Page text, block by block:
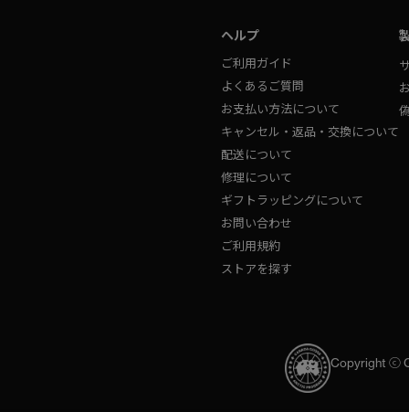
ヘルプ
ご利用ガイド
よくあるご質問
お支払い方法について
キャンセル・返品・交換について
配送について
修理について
ギフトラッピングについて
お問い合わせ
ご利用規約
ストアを探す
Copyright ⓒ